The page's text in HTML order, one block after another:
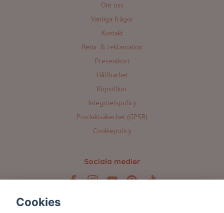
Om oss
Vanliga frågor
Kontakt
Retur & reklamation
Presentkort
Hållbarhet
Köpvillkor
Integritetspolicy
Produktsäkerhet (GPSR)
Cookiepolicy
Sociala medier
Cookies